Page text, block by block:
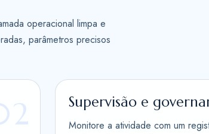
operacional limpa e
parâmetros precisos
Supervisão e
Monitore a atividade com um